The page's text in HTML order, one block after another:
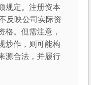
规定。注册资本
反映公司实际资
格。但需注意，
炒作，则可能构
源合法，并履行